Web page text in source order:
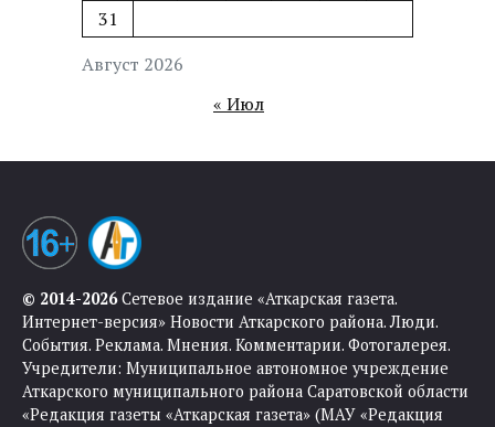
Август 2026
31
« Июл
© 2014-2026Сетевое издание «Аткарская газета.
Интернет-версия» Новости Аткарского района. Люди.
События. Реклама. Мнения. Комментарии. Фотогалерея.
Учредители: Муниципальное автономное учреждение
Аткарского муниципального района Саратовской области
«Редакция газеты «Аткарская газета» (МАУ «Редакция